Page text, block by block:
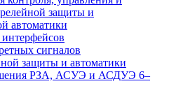
защиты и
автоматики
сигналов
защиты и автоматики
РЗА, АСУЭ и АСДУЭ 6–